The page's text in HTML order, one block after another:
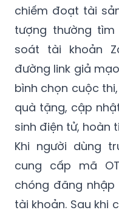
chiếm đoạt tài
tượng thường
soát tài khoản
đường link giả
bình chọn cuộc
quà tặng, cập
sinh điện tử, hoàn
Khi người dùng
cung cấp mã
chóng đăng
tài khoản. Sau khi